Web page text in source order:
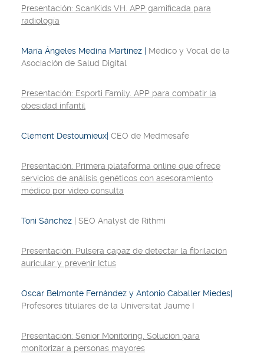
Presentación: ScanKids VH. APP gamificada para
radiología
María Ángeles Medina Martínez | Médico y Vocal de la
Asociación de Salud Digital
Presentación: Esporti Family. APP para combatir la
obesidad infantil
Clément Destoumieux| CEO de Medmesafe
Presentación: Primera plataforma online que ofrece
servicios de análisis genéticos con asesoramiento
médico por video consulta
Toni Sánchez | SEO Analyst de Rithmi
Presentación: Pulsera capaz de detectar la fibrilación
auricular y prevenir Ictus
Oscar Belmonte Fernández y Antonio Caballer Miedes|
Profesores titulares de la Universitat Jaume I
Presentación: Senior Monitoring. Solución para
monitorizar a personas mayores